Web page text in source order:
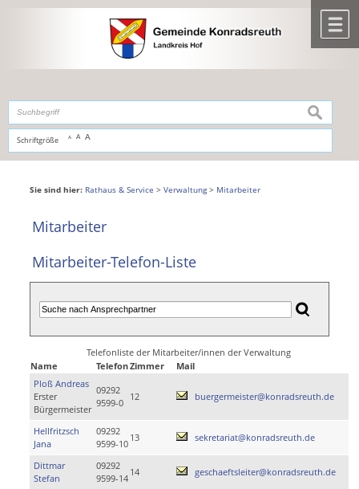
,zur Navigationoderzur Startseitespringen.
Schriftgröße A A A
suchen
Sie sind hier: Rathaus & Service > Verwaltung> Mitarbeiter
Mitarbeiter
Mitarbeiter-Telefon-Liste
Telefonliste der Mitarbeiter/innen der Verwaltung
Name
TelefonZimmer
Mail
Ploß Andreas
Erster
Bürgermeister
09292
9599-0
12 buergermeister@konradsreuth.de
Hellfritzsch
Jana
09292
9599-10
13 sekretariat@konradsreuth.de
Dittmar
Stefan
09292
9599-14
14 geschaeftsleiter@konradsreuth.de